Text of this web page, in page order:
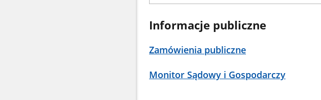
Informacje publiczne
Zamówienia publiczne
Monitor Sądowy i Gospodarczy